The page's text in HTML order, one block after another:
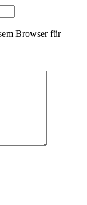
Browser für